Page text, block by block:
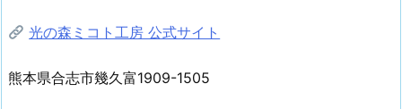
光の森ミコト工房 公式サイト
熊本県合志市幾久富1909-1505